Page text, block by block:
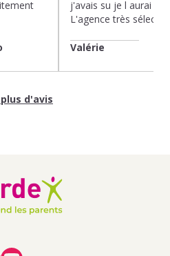
j'avais su je l aurai
L'agence très
Valérie
d'avis